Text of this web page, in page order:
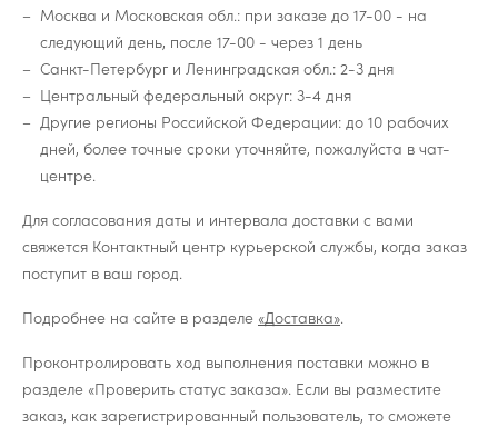
Москва и Московская обл.: при заказе до 17-00 - на
следующий день, после 17-00 - через 1 день
Санкт-Петербург и Ленинградская обл.: 2-3 дня
Центральный федеральный округ: 3-4 дня
Другие регионы Российской Федерации: до 10 рабочих
дней, более точные сроки уточняйте, пожалуйста в чат-
центре.
Для согласования даты и интервала доставки с вами
свяжется Контактный центр курьерской службы, когда заказ
поступит в ваш город.
Подробнее на сайте в разделе «Доставка».
Проконтролировать ход выполнения поставки можно в
разделе «Проверить статус заказа». Если вы разместите
заказ, как зарегистрированный пользователь, то сможете